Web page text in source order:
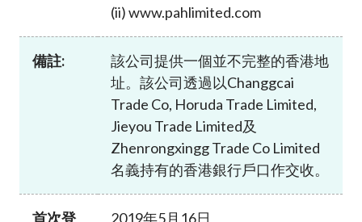
(ii) www.pahlimited.com
備註:
該公司提供一個並不完整的香港地
址。該公司透過以Changgcai
Trade Co, Horuda Trade Limited,
Jieyou Trade Limited及
Zhenrongxingg Trade Co Limited
名義持有的香港銀行戶口作交收。
首次登
2019年5月16日